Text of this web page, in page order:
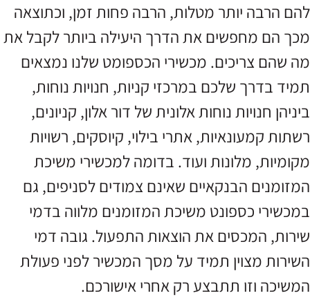
להם הרבה יותר מטלות, הרבה פחות זמן, וכתוצאה
מכך הם מחפשים את הדרך היעילה ביותר לקבל את
מה שהם צריכים. מכשירי הכספומט שלנו נמצאים
תמיד בדרך שלכם במרכזי קניות, חנויות נוחות,
ביניהן חנויות נוחות אלונית של דור אלון, קניונים,
רשתות קמעונאיות, אתרי בילוי, קיוסקים, רשויות
מקומיות, מלונות ועוד. בדומה למכשירי משיכת
המזומנים הבנקאיים שאינם צמודים לסניפים, גם
במכשירי כספונט משיכת המזומנים מלווה בדמי
שירות, המכסים את הוצאות התפעול. גובה דמי
השירות מצוין תמיד על מסך המכשיר לפני פעולת
המשיכה וזו תתבצע רק אחרי אישורכם.